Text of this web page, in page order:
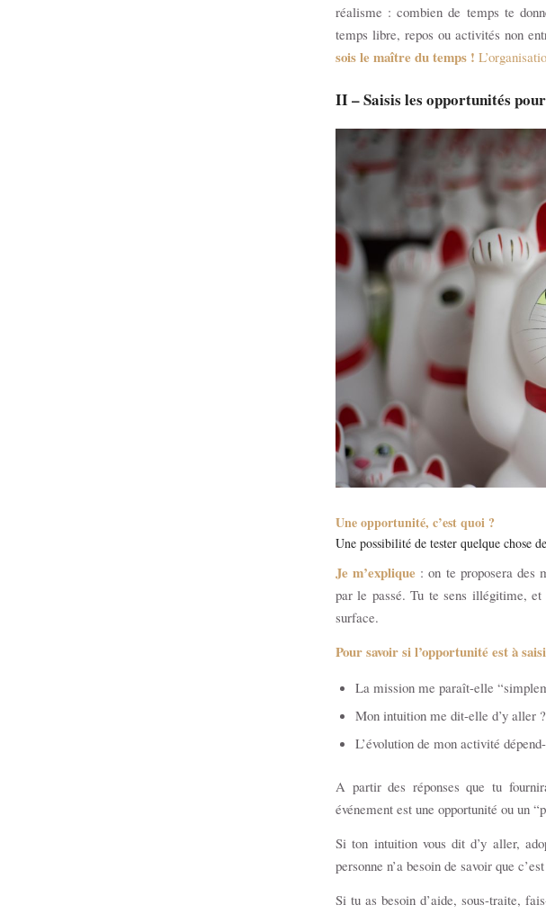
réalisme : combien de temps te
temps libre, repos ou activités non
sois le maître du temps !
II – Saisis les opportunités
Une opportunité, c’est quoi ?
Une possibilité de tester quelque chose
Je m’explique : on te proposera des
par le passé. Tu te sens illégitime,
surface.
Pour savoir si l’opportunité est à
La mission me paraît-elle
Mon intuition me dit-elle d’y aller ?
L’évolution de mon activité
A partir des réponses que tu
événement est une opportunité ou un
Si ton intuition vous dit d’y aller,
personne n’a besoin de savoir que
Si tu as besoin d’aide, sous-traite,